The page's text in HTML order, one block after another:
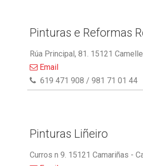
Pinturas e Reformas
Rúa Principal, 81. 15121
Email
619 471 908 / 981 71 01 44
Pinturas Liñeiro
Curros n 9. 15121 Camariñas -